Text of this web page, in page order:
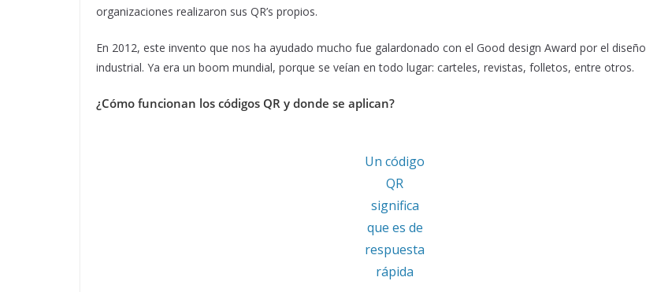
organizaciones realizaron sus QR’s propios.
En 2012, este invento que nos ha ayudado mucho fue galardonado con el Good design Award por el diseño
industrial. Ya era un boom mundial, porque se veían en todo lugar: carteles, revistas, folletos, entre otros.
¿Cómo funcionan los códigos QR y donde se aplican?
Un código
QR
significa
que es de
respuesta
rápida